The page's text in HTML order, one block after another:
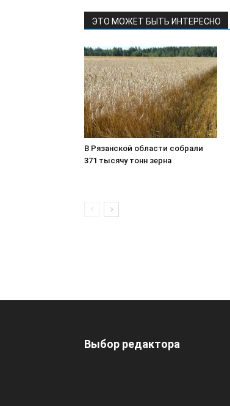
ЭТО МОЖЕТ БЫТЬ ИНТЕРЕСНО
В Рязанской области собрали
371 тысячу тонн зерна
Выбор редактора